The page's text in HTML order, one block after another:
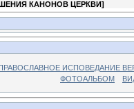
КАНОНОВ ЦЕРКВИ]
ПРАВОСЛАВНОЕ ИСПОВЕДАНИЕ
ФОТОАЛЬБОМ